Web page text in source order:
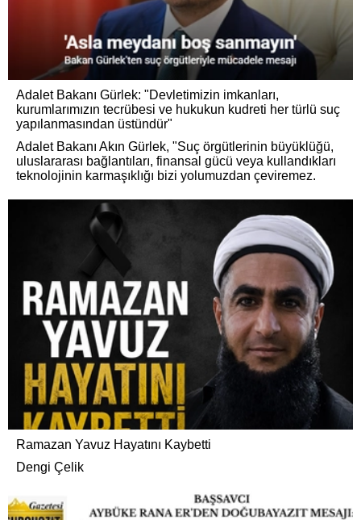
Adalet Bakanı Gürlek: "Devletimizin imkanları,
kurumlarımızın tecrübesi ve hukukun kudreti her türlü suç
yapılanmasından üstündür"
Adalet Bakanı Akın Gürlek, "Suç örgütlerinin büyüklüğü,
uluslararası bağlantıları, finansal gücü veya kullandıkları
teknolojinin karmaşıklığı bizi yolumuzdan çeviremez.
Ramazan Yavuz Hayatını Kaybetti
Dengi Çelik